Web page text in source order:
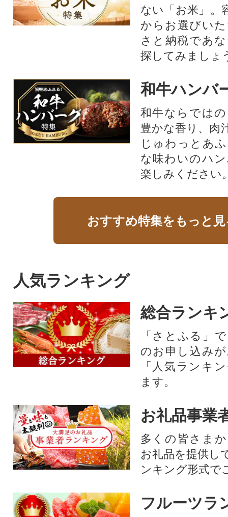
ない「お米」。
からお選びい
さと納税であ
探してみましょ
和牛ハンバ
和牛ならでは
豊かな香り、肉
じゅわっとあ
な味わいのハ
楽しみください
おすすめ特集をもっと
人気ランキング
総合ランキ
「さとふる」
のお申し込み
「人気ランキ
ます。
お礼品事業
多くの皆さま
お礼品を提供し
ンキング形式で
フルーツラ